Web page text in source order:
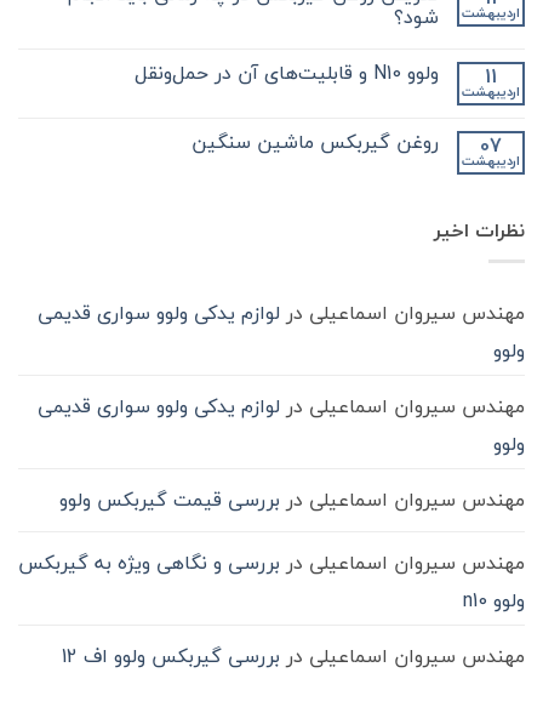
در
مورد
بکس
کامیون
باید
فروش
انواع
و
آشنایی
واسکازین
نشده اردیبهشت شود؟
برای
تعویض
در
چه
ثبت
نشده 11
اردیبهشت
ولوو N10 و قابلیت‌های آن در حمل‌ونقل
ولوو
N10
حمل‌ونقل
ثبت
نشده 07
اردیبهشت
روغن گیربکس ماشین سنگین
گیربکس
ماشیننظرات اخیر
مهندس سیروان اسماعیلی در لوازم یدکی ولوو سواری قدیمی
ولوو
مهندس سیروان اسماعیلی در لوازم یدکی ولوو سواری قدیمی
ولوو
مهندس سیروان اسماعیلی در بررسی قیمت گیربکس ولوو
مهندس سیروان اسماعیلی در بررسی و نگاهی ویژه به گیربکس
ولوو n10
مهندس سیروان اسماعیلی در بررسی گیربکس ولوو اف 12